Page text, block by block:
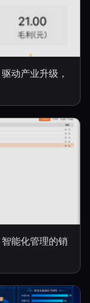
动产业升级，
能化管理的销